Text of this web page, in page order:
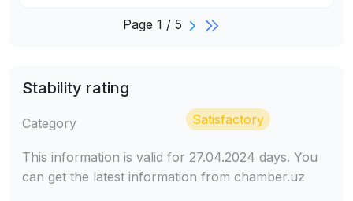
Page 1 / 5
Stability rating
Category Satisfactory
This information is valid for 27.04.2024 days. You
can get the latest information from chamber.uz